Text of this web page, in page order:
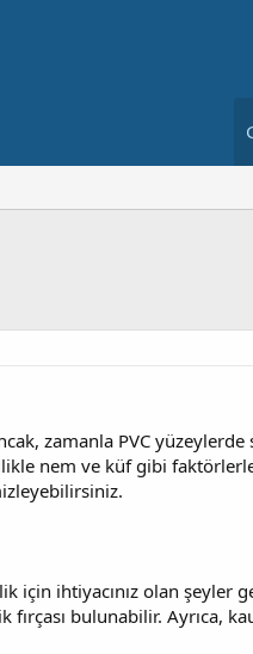
zamanla PVC yüzeylerde
nem ve küf gibi
için ihtiyacınız olan şeyler
bulunabilir. Ayrıca,